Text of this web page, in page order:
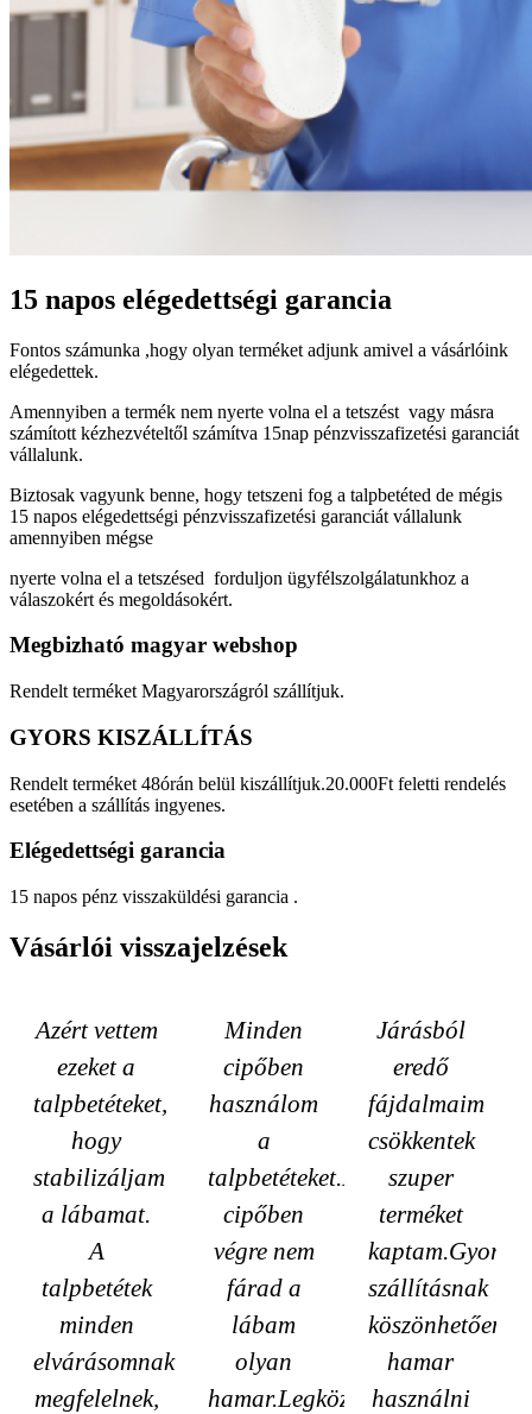
15 napos elégedettségi garancia
Fontos számunka ,hogy olyan terméket adjunk amivel a vásárlóink
elégedettek.
Amennyiben a termék nem nyerte volna el a tetszést vagy másra
számított kézhezvételtől számítva 15nap pénzvisszafizetési garanciát
vállalunk.
Biztosak vagyunk benne, hogy tetszeni fog a talpbetéted de mégis
15 napos elégedettségi pénzvisszafizetési garanciát vállalunk
amennyiben mégse
nyerte volna el a tetszésed forduljon ügyfélszolgálatunkhoz a
válaszokért és megoldásokért.
Megbizható magyar webshop
Rendelt terméket Magyarországról szállítjuk.
GYORS KISZÁLLÍTÁS
Rendelt terméket 48órán belül kiszállítjuk.20.000Ft feletti rendelés
esetében a szállítás ingyenes.
Elégedettségi garancia
15 napos pénz visszaküldési garancia .
Vásárlói visszajelzések
Azért vettem
ezeket a
talpbetéteket,
hogy
stabilizáljam
a lábamat.
A
talpbetétek
minden
elvárásomnak
megfelelnek,
Minden
cipőben
használom
a
talpbetéteket.Magassarú
cipőben
végre nem
fárad a
lábam
olyan
hamar.Legközelebb
Járásból
eredő
fájdalmaim
csökkentek
szuper
terméket
kaptam.Gyors
szállításnak
köszönhetően
hamar
használni